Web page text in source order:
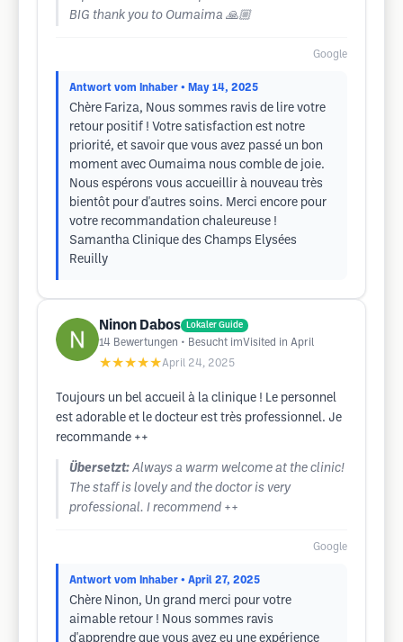
BIG thank you to Oumaima 🙏🏼
Google
Antwort vom Inhaber • May 14, 2025
Chère Fariza, Nous sommes ravis de lire votre
retour positif ! Votre satisfaction est notre
priorité, et savoir que vous avez passé un bon
moment avec Oumaima nous comble de joie.
Nous espérons vous accueillir à nouveau très
bientôt pour d'autres soins. Merci encore pour
votre recommandation chaleureuse !
Samantha Clinique des Champs Elysées
Reuilly
Ninon Dabos Lokaler Guide
14 Bewertungen • Besucht imVisited in April
★★★★★April 24, 2025
Toujours un bel accueil à la clinique ! Le personnel
est adorable et le docteur est très professionnel. Je
recommande ++
Übersetzt: Always a warm welcome at the clinic!
The staff is lovely and the doctor is very
professional. I recommend ++
Google
Antwort vom Inhaber • April 27, 2025
Chère Ninon, Un grand merci pour votre
aimable retour ! Nous sommes ravis
d'apprendre que vous avez eu une expérience